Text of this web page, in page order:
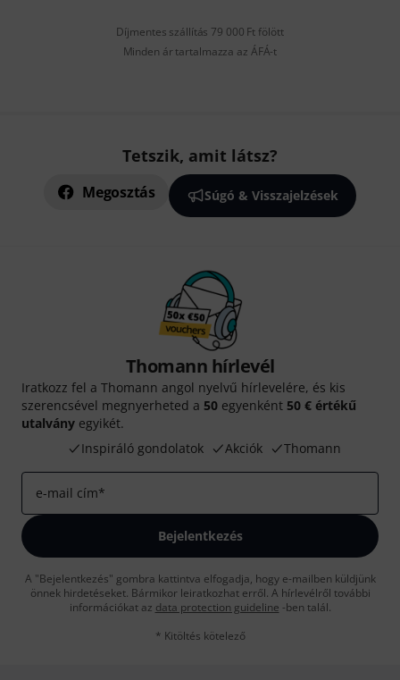
Díjmentes szállítás 79 000 Ft fölött
Minden ár tartalmazza az ÁFÁ-t
Tetszik, amit látsz?
Megosztás Súgó & Visszajelzések
Thomann hírlevél
Iratkozz fel a Thomann angol nyelvű hírlevelére, és kis
szerencsével megnyerheted a 50 egyenként 50 € értékű
utalvány egyikét.
Inspiráló gondolatok
Akciók Thomann
e-mail cím*
Bejelentkezés
A "Bejelentkezés" gombra kattintva elfogadja, hogy e-mailben küldjünk
önnek hirdetéseket. Bármikor leiratkozhat erről. A hírlevélről további
információkat az data protection guideline -ben talál.
* Kitöltés kötelező